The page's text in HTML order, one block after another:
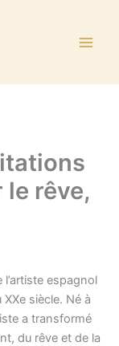
le rêve,
espagnol
siècle. Né à
a transformé
du rêve et de la